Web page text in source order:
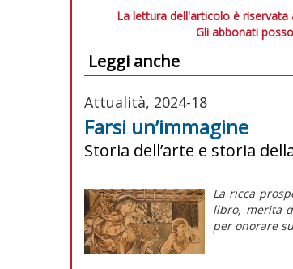
La lettura dell'articolo è riservata
Gli abbonati
Leggi anche
Attualità, 2024-18
Farsi un’immagine
Storia dell’arte e storia
La ricca
libro, merita
per onorare